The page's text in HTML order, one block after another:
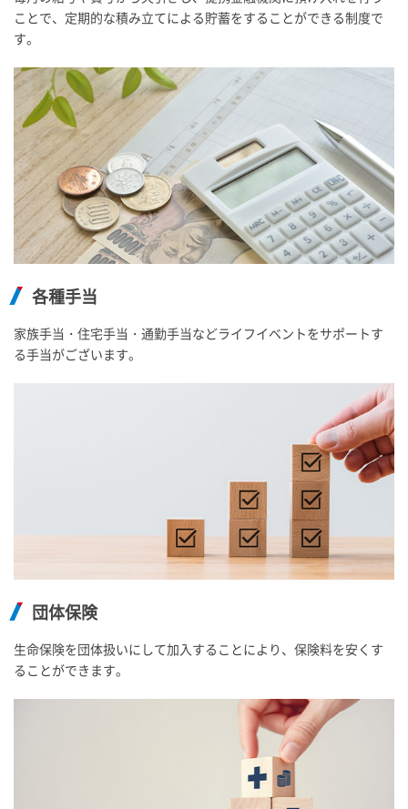
ことで、定期的な積み立てによる貯蓄をすることができる制度で
す。
各種手当
家族手当・住宅手当・通勤手当などライフイベントをサポートす
る手当がございます。
団体保険
生命保険を団体扱いにして加入することにより、保険料を安くす
ることができます。